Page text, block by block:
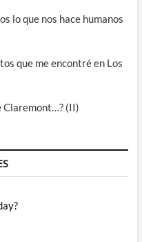
lo que nos hace humanos
que me encontré en Los
Claremont…? (II)